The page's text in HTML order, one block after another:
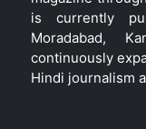
is currently
Moradabad,
continuously
Hindi journalism